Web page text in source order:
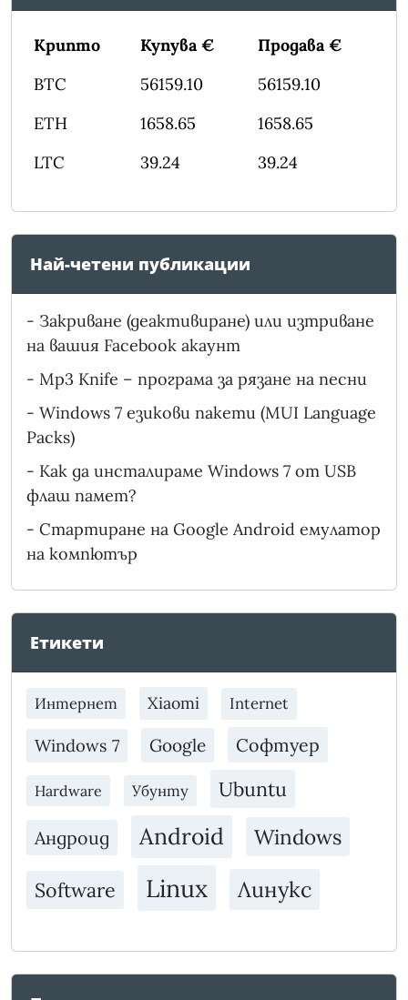
Крипто Купува €
Продава €
BTC
56159.10
56159.10
ETH
1658.65
1658.65
LTC
39.24 39.24
Най-четени публикации
- Закриване (деактивиране) или изтриване
на вашия Facebook акаунт
- Mp3 Knife – програма за рязане на песни
- Windows 7 езикови пакети (MUI Language
Packs)
- Как да инсталираме Windows 7 от USB
флаш памет?
- Стартиране на Google Android емулатор
на компютър
Етикети
Интернет Xiaomi Internet
Windows 7 Google Софтуер
Hardware Убунту Ubuntu
Андроид Android Windows
Software Linux Линукс